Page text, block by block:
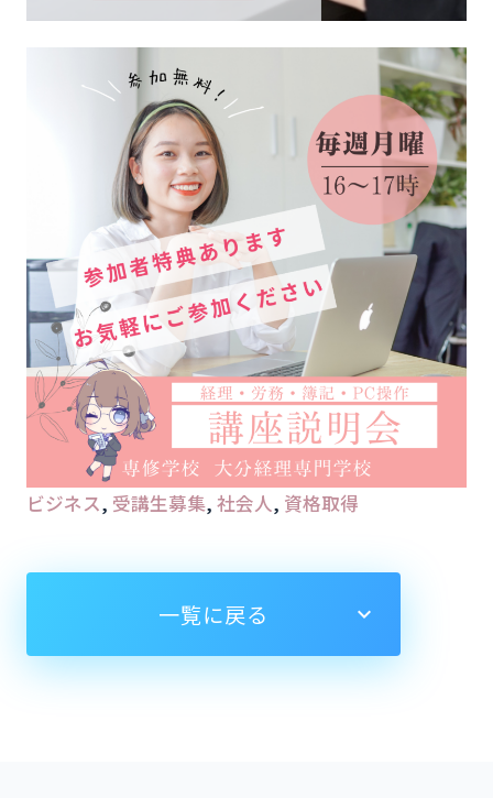
ビジネス, 受講生募集, 社会人, 資格取得
一覧に戻る